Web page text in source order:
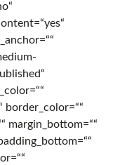
border_color=““
margin_bottom=““